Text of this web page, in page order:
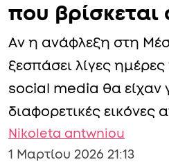
που βρίσκεται
Αν η ανάφλεξη στη
ξεσπάσει λίγες
social media θα είχαν
διαφορετικές εικόνες
Nikoleta antwniou
1 Μαρτίου 2026 21:13